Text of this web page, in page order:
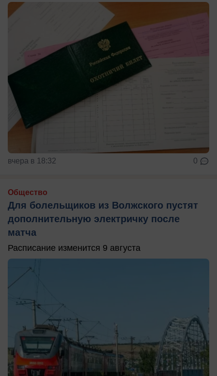
вчера в 18:32 0
Общество
Для болельщиков из Волжского пустят
дополнительную электричку после
матча
Расписание изменится 9 августа